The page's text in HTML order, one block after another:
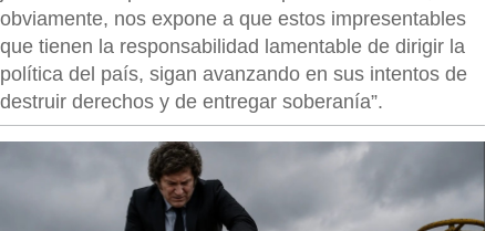
obviamente, nos expone a que estos impresentables
que tienen la responsabilidad lamentable de dirigir la
política del país, sigan avanzando en sus intentos de
destruir derechos y de entregar soberanía”.